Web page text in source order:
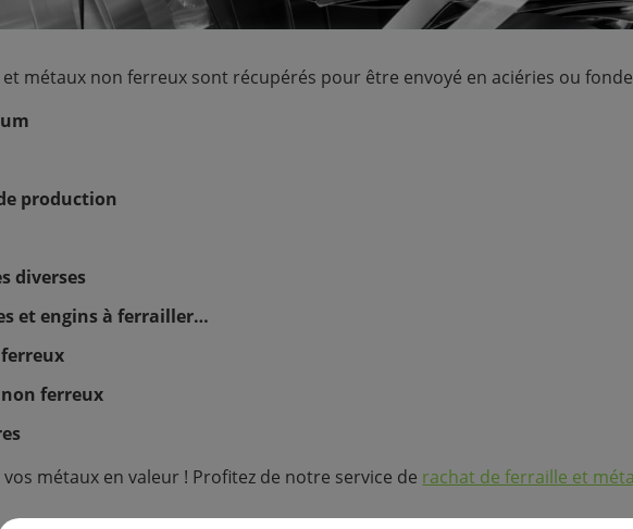
Verres
et métaux non ferreux sont récupérés pour être envoyé en aciéries ou
production
diverses
et engins à ferrailler…
ferreux
métaux en valeur ! Profitez de notre service de rachat de ferraille et